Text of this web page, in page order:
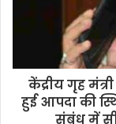
केंद्रीय गृह
हुई आपदा की
संबंध में